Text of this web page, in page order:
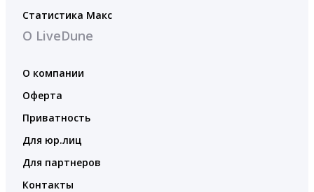
Статистика Макс
О LiveDune
О компании
Оферта
Приватность
Для юр.лиц
Для партнеров
Контакты